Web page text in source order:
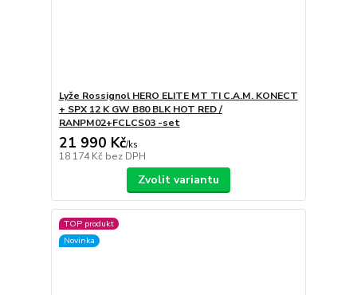
Lyže Rossignol HERO ELITE MT TI C.A.M. KONECT
+ SPX 12 K GW B80 BLK HOT RED /
RANPM02+FCLCS03 -set
21 990 Kč/ks
18 174 Kč bez DPH
Zvolit variantu
TOP produkt
Novinka